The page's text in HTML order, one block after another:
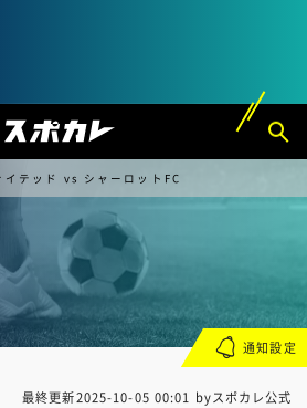
テッド vs シャーロットFC
最終更新2025-10-05 00:01 byスポカレ公式
通知設定